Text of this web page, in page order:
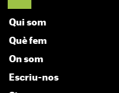
Qui som
Què fem
On som
Escriu-nos